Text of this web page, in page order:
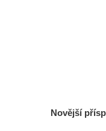
Novější